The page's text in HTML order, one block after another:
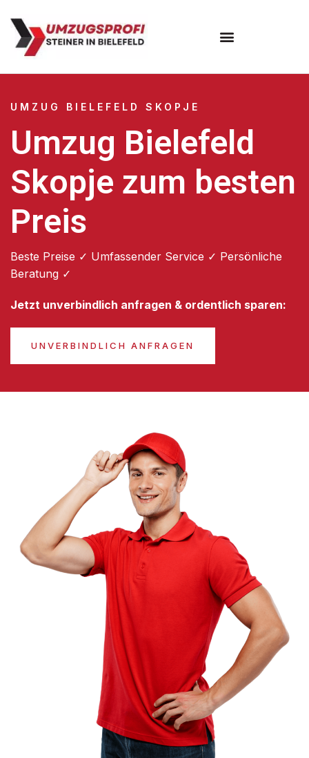
UMZUG BIELEFELD SKOPJE
Umzug Bielefeld
Skopje zum besten
Preis
Beste Preise ✓ Umfassender Service ✓ Persönliche
Beratung ✓
Jetzt unverbindlich anfragen & ordentlich sparen:
UNVERBINDLICH ANFRAGEN